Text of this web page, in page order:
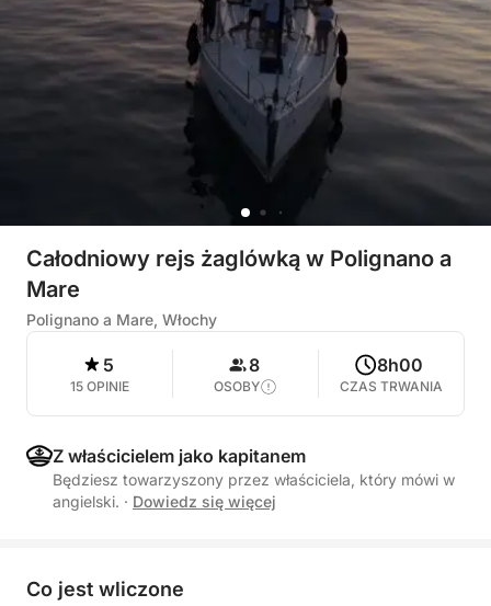
Całodniowy rejs żaglówką w Polignano a
Mare
Polignano a Mare, Włochy
5
15 OPINIE
8
OSOBY
8h00
CZAS TRWANIA
Z właścicielem jako kapitanem
Będziesz towarzyszony przez właściciela, który mówi w
angielski. · Dowiedz się więcej
Co jest wliczone